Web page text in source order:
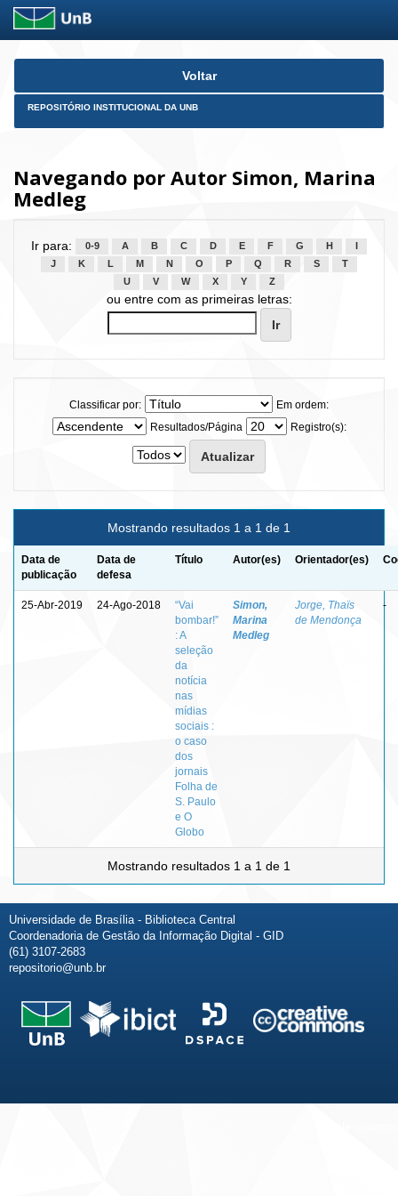
Skip
Voltar
REPOSITÓRIO INSTITUCIONAL DA UNB
Navegando por Autor Simon, Marina
Medleg
Ir para: 0-9 A B C D E F G H
J
K L M N O P Q R S
T
U
V W X Y Z
ou entre com as primeiras letras:
Classificar por:
Em ordem:
Resultados/Página
Registro(s):
Mostrando resultados 1 a 1 de 1
Data de
publicação
Data de
defesa
Título Autor(es) Orientador(es)
25-Abr-2019 24-Ago-2018
“Vai
bombar!”
: A
seleção
da
notícia
nas
mídias
sociais :
o caso
dos
jornais
Folha de
S. Paulo
e O
Globo
Simon,
Marina
Medleg
Jorge, Thaïs
de Mendonça
-
Mostrando resultados 1 a 1 de 1
Universidade de Brasília - Biblioteca Central
Coordenadoria de Gestão da Informação Digital - GID
(61) 3107-2683
repositorio@unb.br